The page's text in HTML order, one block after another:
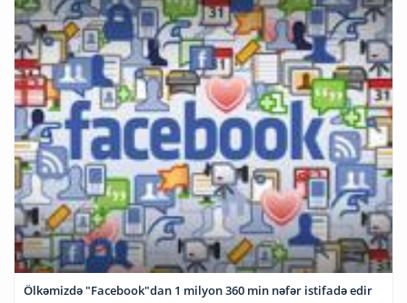
Ölkəmizdə "Facebook"dan 1 milyon 360 min nəfər istifadə edir